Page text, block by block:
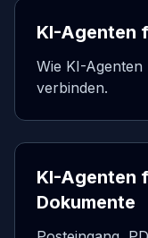
KI-Agenten
Wie KI-
verbinden.
KI-Agenten
Dokumente